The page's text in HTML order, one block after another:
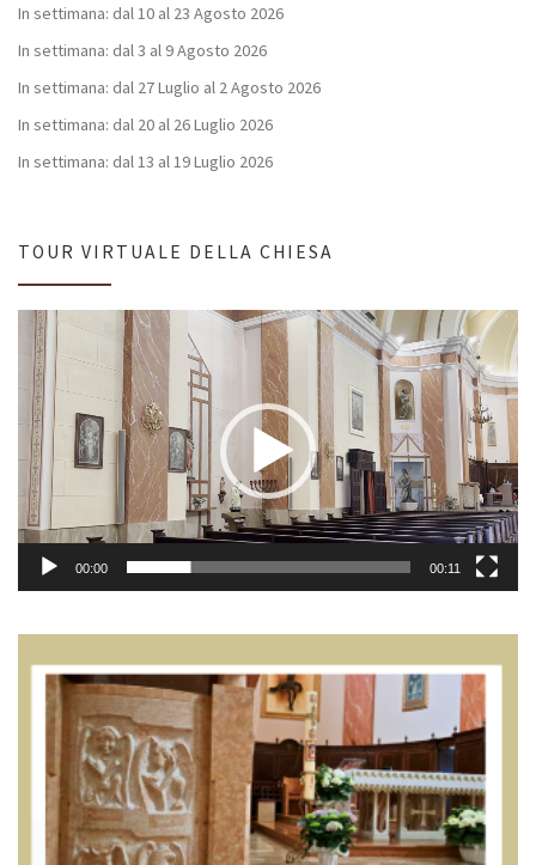
In settimana: dal 10 al 23 Agosto 2026
In settimana: dal 3 al 9 Agosto 2026
In settimana: dal 27 Luglio al 2 Agosto 2026
In settimana: dal 20 al 26 Luglio 2026
In settimana: dal 13 al 19 Luglio 2026
TOUR VIRTUALE DELLA CHIESA
Video
Player
00:00 00:11